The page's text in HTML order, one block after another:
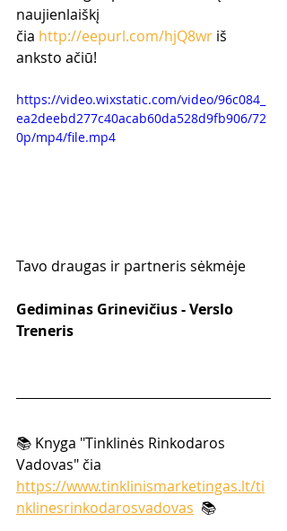
naujienlaiškį
čia http://eepurl.com/hjQ8wr iš
anksto ačiū!
https://video.wixstatic.com/video/96c084_
ea2deebd277c40acab60da528d9fb906/72
0p/mp4/file.mp4
Tavo draugas ir partneris sėkmėje
Gediminas Grinevičius - Verslo
Treneris
📚 Knyga "Tinklinės Rinkodaros
Vadovas" čia
https://www.tinklinismarketingas.lt/ti
nklinesrinkodarosvadovas
  📚